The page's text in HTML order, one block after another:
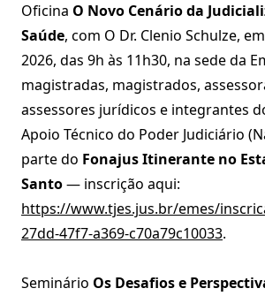
Oficina O Novo Cenário da
Saúde, com O Dr. Clenio Schulze,
2026, das 9h às 11h30, na sede da
magistradas, magistrados,
assessores jurídicos e integrantes
Apoio Técnico do Poder Judiciário
parte do Fonajus Itinerante no
Santo— inscrição aqui:
https://www.tjes.jus.br/emes/
27dd-47f7-a369-c70a79c10033.
Seminário Os Desafios e